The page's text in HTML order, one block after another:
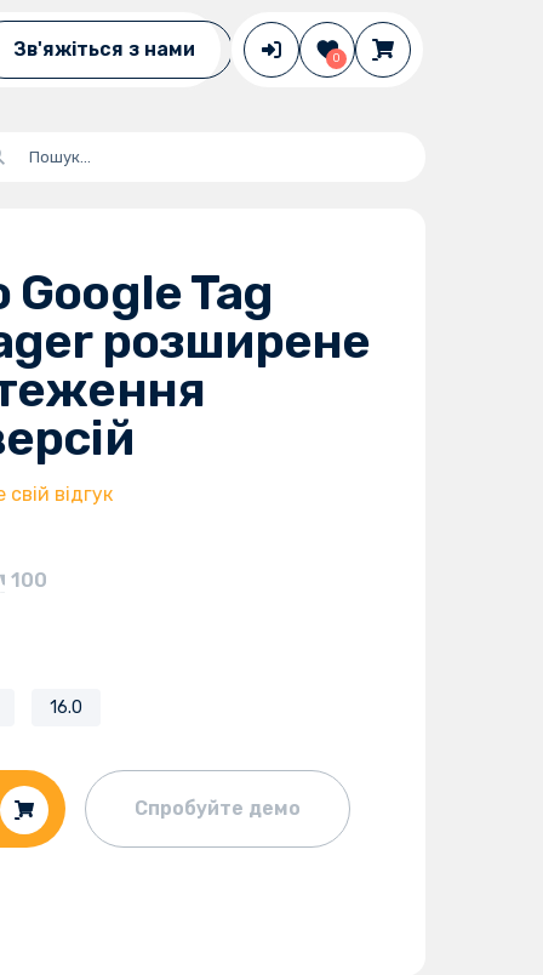
Зв'яжіться з нами 0
Google Tag
розширене
відгук
100
16.0
Спробуйте демо